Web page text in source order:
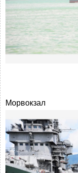
Морвокзал